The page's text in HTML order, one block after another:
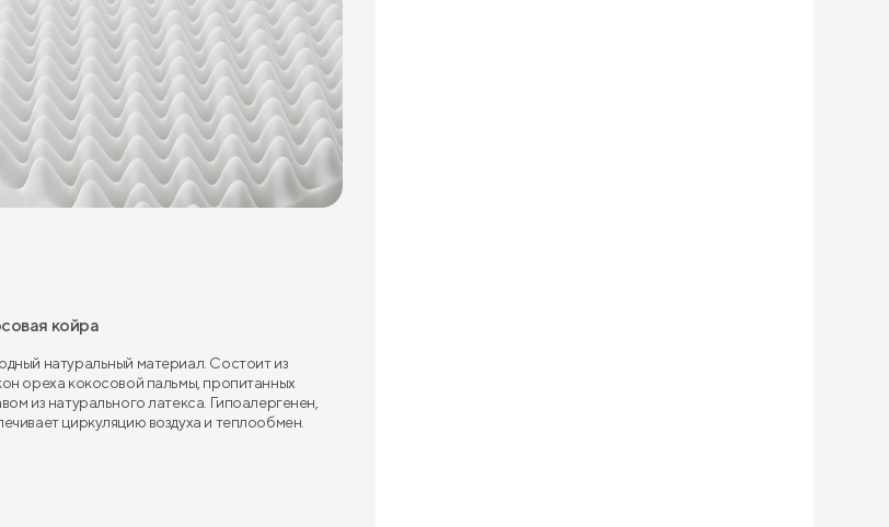
койра
натуральный материал. Состоит из
ореха кокосовой пальмы, пропитанных
из натурального латекса. Гипоалергенен,
циркуляцию воздуха и теплообмен.